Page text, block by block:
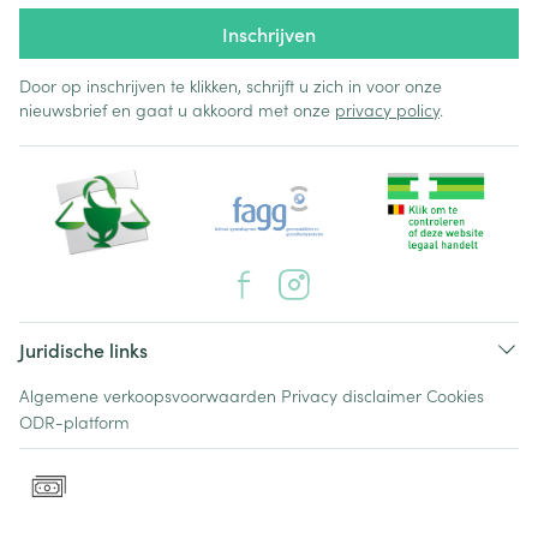
Inschrijven
Door op inschrijven te klikken, schrijft u zich in voor onze
nieuwsbrief en gaat u akkoord met onze privacy policy.
Juridische links
Algemene verkoopsvoorwaarden Privacy disclaimer Cookies
ODR-platform